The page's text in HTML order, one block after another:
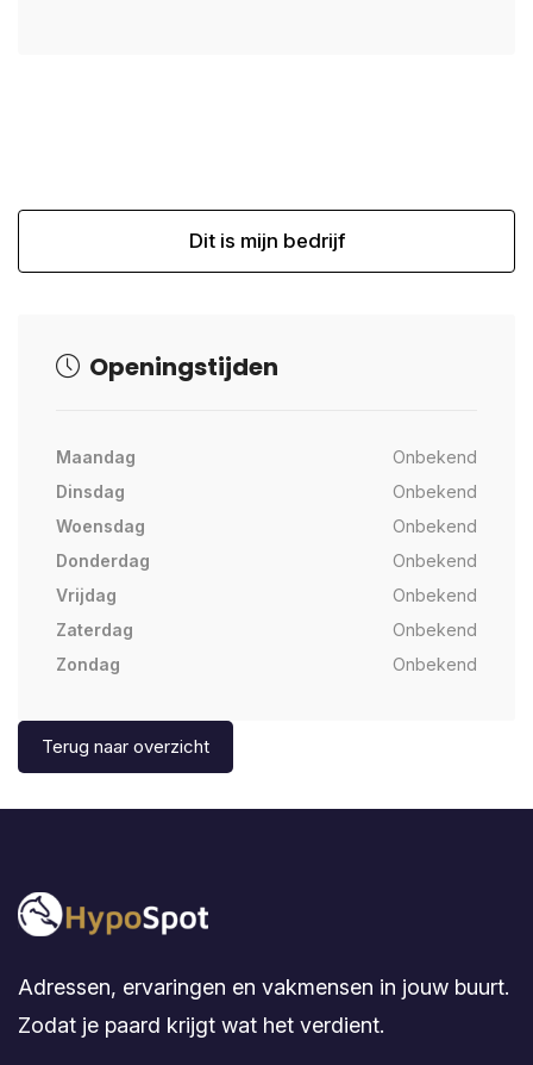
Dit is mijn bedrijf
Openingstijden
Maandag
Onbekend
Dinsdag
Onbekend
Woensdag
Onbekend
Donderdag
Onbekend
Vrijdag
Onbekend
Zaterdag
Onbekend
Zondag
Onbekend
Terug naar overzicht
Adressen, ervaringen en vakmensen in jouw buurt.
Zodat je paard krijgt wat het verdient.